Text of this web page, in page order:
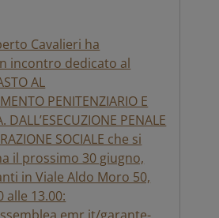
Cavalieri ha
incontro dedicato al
AL
PENITENZIARIO E
DALL’ESECUZIONE PENALE
SOCIALE che si
il prossimo 30 giugno,
in Viale Aldo Moro 50,
alle 13.00: